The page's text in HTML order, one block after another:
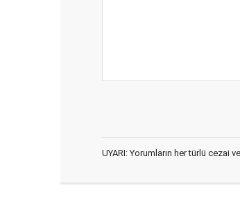
UYARI: Yorumların her türlü cezai